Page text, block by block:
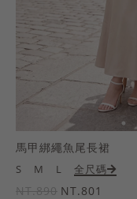
馬甲綁繩魚尾長裙
S M L 全尺碼
NT.890 NT.801